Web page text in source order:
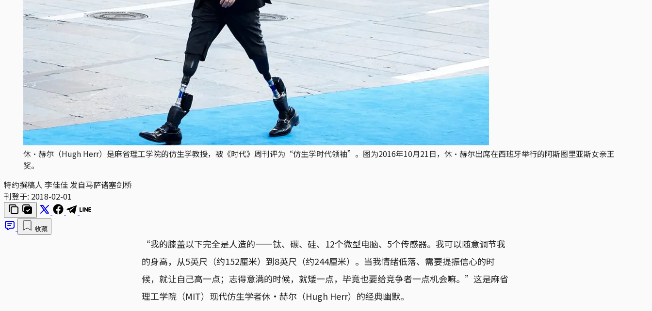
休·赫尔（Hugh Herr）是麻省理工学院的仿生学教授，被《时代》周刊评为“仿生学时代领袖”。图为2016年10月21日，休·赫尔出席在西班牙举行的阿斯图里亚斯女亲王
奖。
特约撰稿人 李佳佳 发自马萨诸塞剑桥
刊登于: 2018-02-01
收藏
“我的膝盖以下完全是人造的——钛、碳、硅、12个微型电脑、5个传感器。我可以随意调节我
的身高，从5英尺（约152厘米）到8英尺（约244厘米）。当我情绪低落、需要提振信心的时
候，就让自己高一点；志得意满的时候，就矮一点，毕竟也要给竞争者一点机会嘛。”这是麻省
理工学院（MIT）现代仿生学者休·赫尔（Hugh Herr）的经典幽默。